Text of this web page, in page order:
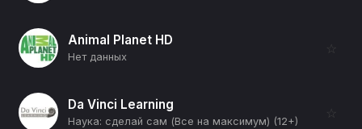
Animal Planet HD
Нет данных
☆
Da Vinci Learning
Наука: сделай сам (Все на максимум) (12+)
☆